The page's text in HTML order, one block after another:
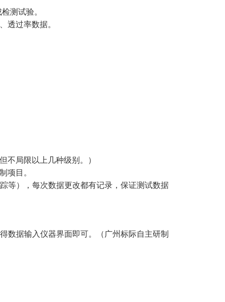
测试验。
透过率数据。
不局限以上几种级别。）
项目。
等），每次数据更改都有记录，保证测试数据
数据输入仪器界面即可。（广州标际自主研制